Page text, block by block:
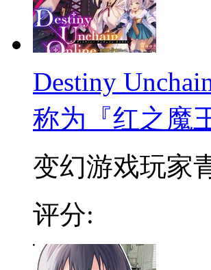
Destiny
称为『红之魔
变幻游戏玩家
评分: